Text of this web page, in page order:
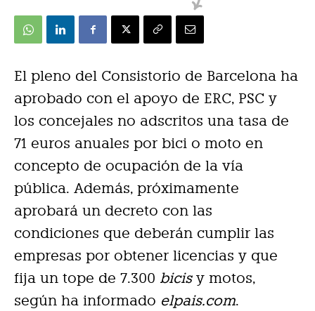
El pleno del Consistorio de Barcelona ha
aprobado con el apoyo de ERC, PSC y
los concejales no adscritos una tasa de
71 euros anuales por bici o moto en
concepto de ocupación de la vía
pública. Además, próximamente
aprobará un decreto con las
condiciones que deberán cumplir las
empresas por obtener licencias y que
fija un tope de 7.300 bicisy motos,
según ha informado elpais.com.